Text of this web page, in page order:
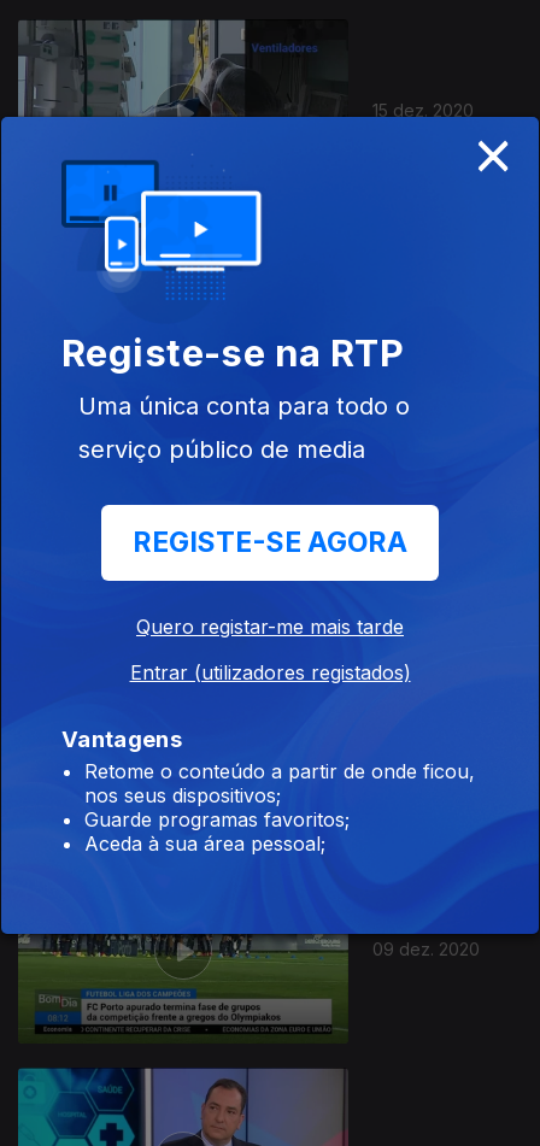
15 dez. 2020
11 dez. 2020
09 dez. 2020
×
Registe-se na RTP
Uma única conta para todo o
serviço público de media
REGISTE-SE AGORA
Quero registar-me mais tarde
Entrar (utilizadores registados)
Vantagens
Retome o conteúdo a partir de onde ficou,
nos seus dispositivos;
Guarde programas favoritos;
Aceda à sua área pessoal;